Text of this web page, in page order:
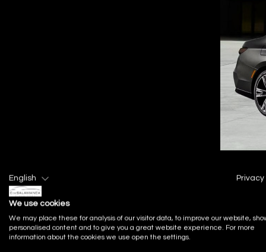
representa la
potencia se combina con la exclusividad y la
mucho más que medios de transporte: son
Entre las joyas más destacadas del segmento
bávara. Este modelo llega completamente
English Privacy
We use cookies
We may place these for analysis of our visitor data, to improve our website,
personalised content and to give you a great website experience. For more
information about the cookies we use open the settings.